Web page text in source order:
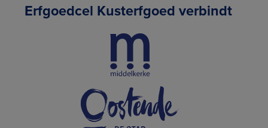
Erfgoedcel Kusterfgoed verbindt